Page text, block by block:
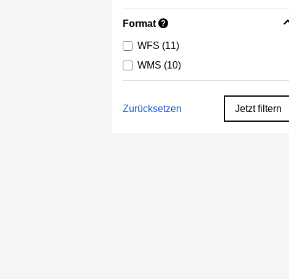
Format ?
WFS (11)
WMS (10)
Zurücksetzen Jetzt filtern